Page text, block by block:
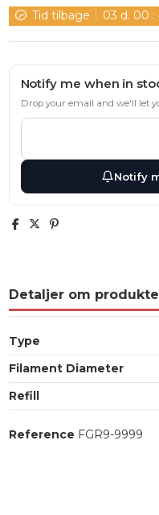
Tid tilbage 03 d. 00 :
Notify me when in
Drop your email and we'll let
Notify
Detaljer om
Type
Filament Diameter
Refill
Reference FGR9-9999